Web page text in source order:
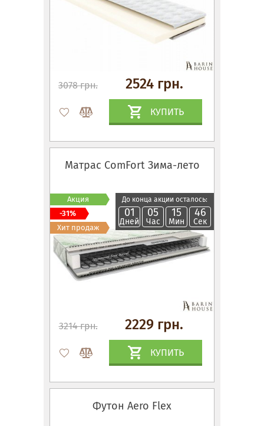
3078 грн. 2524 грн.
КУПИТЬ
Матрас ComFort Зима-лето
До конца акции осталось:
01
Дней
05
Час
15
Мин
45
Сек
3214 грн. 2229 грн.
КУПИТЬ
Акция
-31%
Хит продаж
Футон Aero Flex